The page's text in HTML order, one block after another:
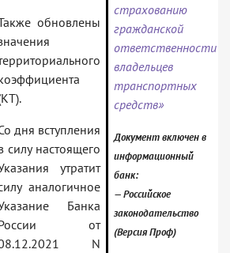
обновлены
дня вступления
силу настоящего
утратит
аналогичное
Банка
от
N
страхованию
гражданской
ответственности
владельцев
транспортных
средств»
Документ включен в
информационный
банк:
— Российское
законодательство
(Версия Проф)